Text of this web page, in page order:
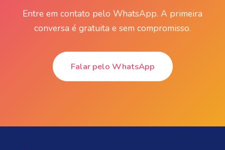
Entre em contato pelo WhatsApp. A primeira
conversa é gratuita e sem compromisso.
Falar pelo WhatsApp